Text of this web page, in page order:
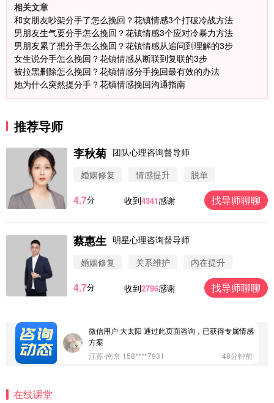
相关文章
和女朋友吵架分手了怎么挽回？花镇情感3个打破冷战方法
男朋友生气要分手怎么挽回？花镇情感3个应对冷暴力方法
男朋友累了想分手怎么挽回？花镇情感从追问到理解的3步
女生说分手怎么挽回？花镇情感从断联到复联的3步
被拉黑删除怎么挽回？花镇情感分手挽回最有效的办法
她为什么突然提分手？花镇情感挽回沟通指南
推荐导师
李秋菊 团队心理咨询督导师
婚姻修复
情感提升 脱单
4.7分 收到4341感谢 找导师聊聊
蔡惠生 明星心理咨询督导师
婚姻修复
关系维护 内在提升
4.7分 收到2796感谢 找导师聊聊
微信用户 圆圈 通过此页面咨询，已获得专属情感方
案
微信用户 Vnno 通过此页面咨询，已获得专属情感方
微信用户 大太阳 通过此页面咨询，已获得专属情感
方案
江苏-南京 158****7931
48分钟前
在线课堂